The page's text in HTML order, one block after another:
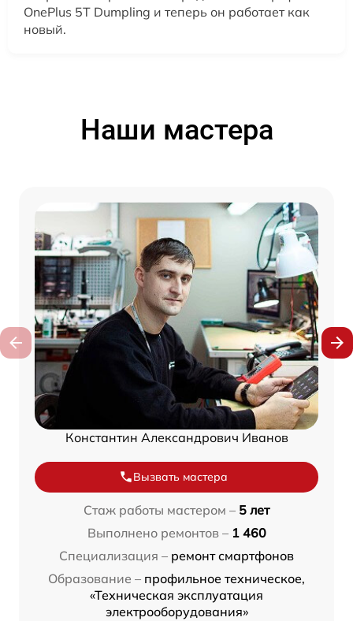
OnePlus 5T Dumpling и теперь он работает как
новый.
Наши мастера
Константин Александрович Иванов
Вызвать мастера
Стаж работы мастером – 5 лет
Выполнено ремонтов – 1 460
Специализация – ремонт смартфонов
Образование – профильное техническое,
«Техническая эксплуатация
электрооборудования»